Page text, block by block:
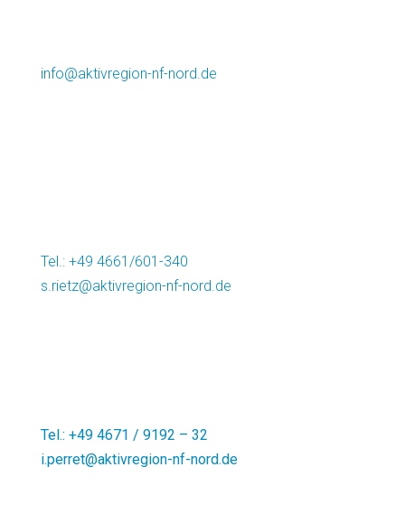
info@aktivregion-nf-nord.de
Tel.: +49 4661/601-340
s.rietz@aktivregion-nf-nord.de
Tel.: +49 4671 / 9192 – 32
i.perret@aktivregion-nf-nord.de